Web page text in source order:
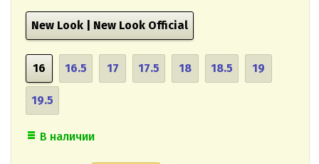
New Look | New Look Official
16 16.5 17 17.5 18 18.5 19
19.5
В наличии